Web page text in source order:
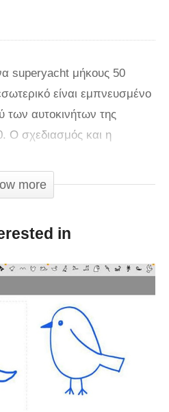
superyacht μήκους 50
είναι εμπνευσμένο
των αυτοκινήτων της
Ο σχεδιασμός και η
εταιρεία Heesen Yachts.
more
in